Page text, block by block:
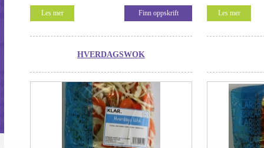
Les mer Finn oppskrift Les mer
HVERDAGSWOK